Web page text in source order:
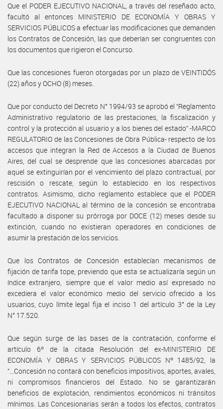
Que el PODER EJECUTIVO NACIONAL, a través del reseñado acto,
facultó al entonces MINISTERIO DE ECONOMÍA Y OBRAS Y
SERVICIOS PÚBLICOS a efectuar las modificaciones que demanden
los Contratos de Concesión, las que deberían ser congruentes con
los documentos que rigieron el Concurso.
Que las concesiones fueron otorgadas por un plazo de VEINTIDÓS
(22) años y OCHO (8) meses.
Que por conducto del Decreto N° 1994/93 se aprobó el “Reglamento
Administrativo regulatorio de las prestaciones, la fiscalización y
control y la protección al usuario y a los bienes del estado” -MARCO
REGULATORIO de las Concesiones de Obra Pública- respecto de los
accesos que integran la Red de Accesos a la Ciudad de Buenos
Aires, del cual se desprende que las concesiones abarcadas por
aquel se extinguirían por el vencimiento del plazo contractual, por
rescisión o rescate, según lo establecido en los respectivos
contratos. Asimismo, dicho reglamento establece que el PODER
EJECUTIVO NACIONAL al término de la concesión se encontraba
facultado a disponer su prórroga por DOCE (12) meses desde su
extinción, cuando no existieran operadores en condiciones de
asumir la prestación de los servicios.
Que los Contratos de Concesión establecían mecanismos de
fijación de tarifa tope, previendo que esta se actualizaría según un
índice extranjero, siempre que el valor medio así expresado no
excediera el valor económico medio del servicio ofrecido a los
usuarios, cuyo límite legal fija el inciso 1 del artículo 3° de la Ley
N° 17.520.
Que según surge de las bases de la contratación, conforme el
artículo 6º de la citada Resolución del ex-MINISTERIO DE
ECONOMÍA Y OBRAS Y SERVICIOS PÚBLICOS Nº 1485/92, la
“...Concesión no contará con beneficios impositivos, aportes, avales,
ni compromisos financieros del Estado. No se garantizarán
beneficios de explotación, rendimientos económicos ni tránsitos
mínimos. Las Concesionarias serán a todos los efectos, contratos